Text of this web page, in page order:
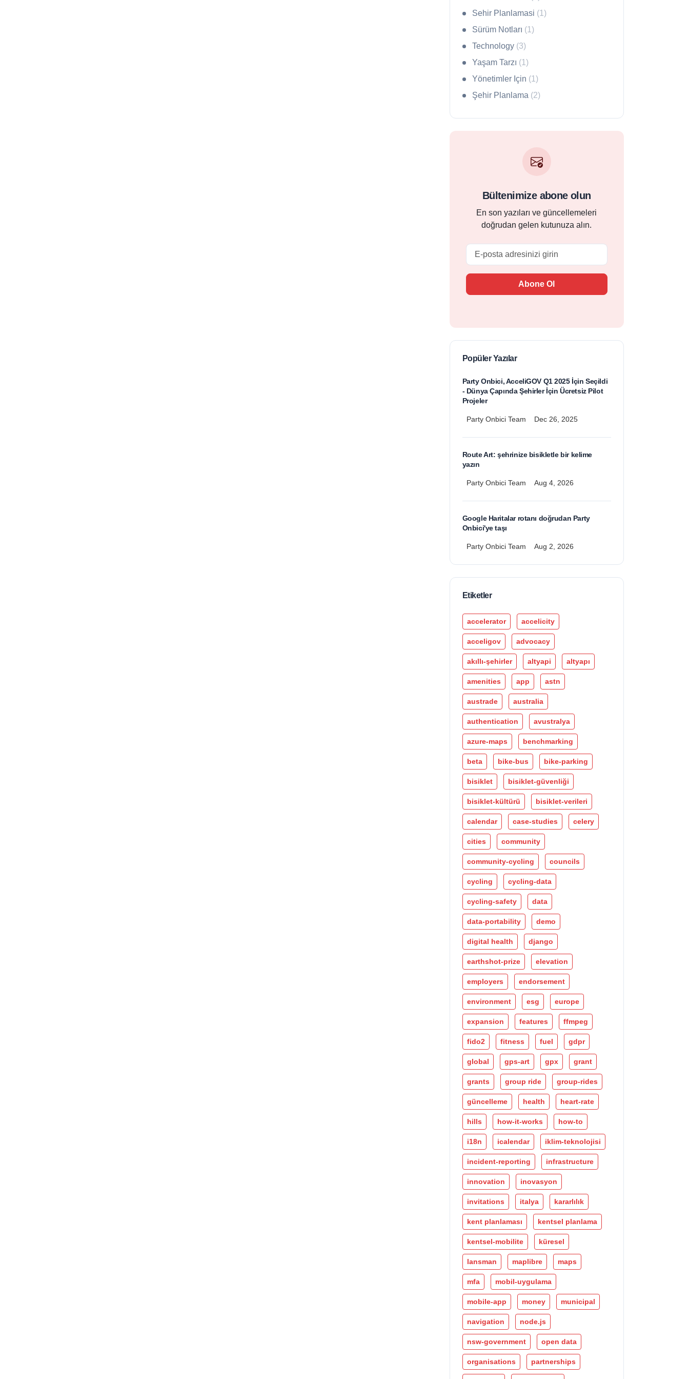
Sehir Planlamasi (1)
Sürüm Notları (1)
Technology (3)
Yaşam Tarzı (1)
Yönetimler Için (1)
Şehir Planlama (2)
Bültenimize abone olun
En son yazıları ve güncellemeleri
doğrudan gelen kutunuza alın.
Abone Ol
Popüler Yazılar
Party Onbici, AcceliGOV Q1 2025 İçin Seçildi
- Dünya Çapında Şehirler İçin Ücretsiz Pilot
Projeler
Party Onbici Team Dec 26, 2025
Route Art: şehrinize bisikletle bir kelime
yazın
Party Onbici Team Aug 4, 2026
Google Haritalar rotanı doğrudan Party
Onbici'ye taşı
Party Onbici Team Aug 2, 2026
Etiketler
accelerator accelicity
acceligov advocacy
akıllı-şehirler altyapi altyapı
amenities app astn
austrade australia
authentication avustralya
azure-maps benchmarking
beta bike-bus bike-parking
bisiklet bisiklet-güvenliği
bisiklet-kültürü bisiklet-verileri
calendar case-studies celery
cities community
community-cycling councils
cycling cycling-data
cycling-safety data
data-portability demo
digital health django
earthshot-prize elevation
employers endorsement
environment esg europe
expansion features ffmpeg
fido2 fitness fuel gdpr
global gps-art gpx grant
grants group ride group-rides
güncelleme health heart-rate
hills how-it-works how-to
i18n icalendar iklim-teknolojisi
incident-reporting infrastructure
innovation inovasyon
invitations italya kararlılık
kent planlaması kentsel planlama
kentsel-mobilite küresel
lansman maplibre maps
mfa mobil-uygulama
mobile-app money municipal
navigation node.js
nsw-government open data
organisations partnerships